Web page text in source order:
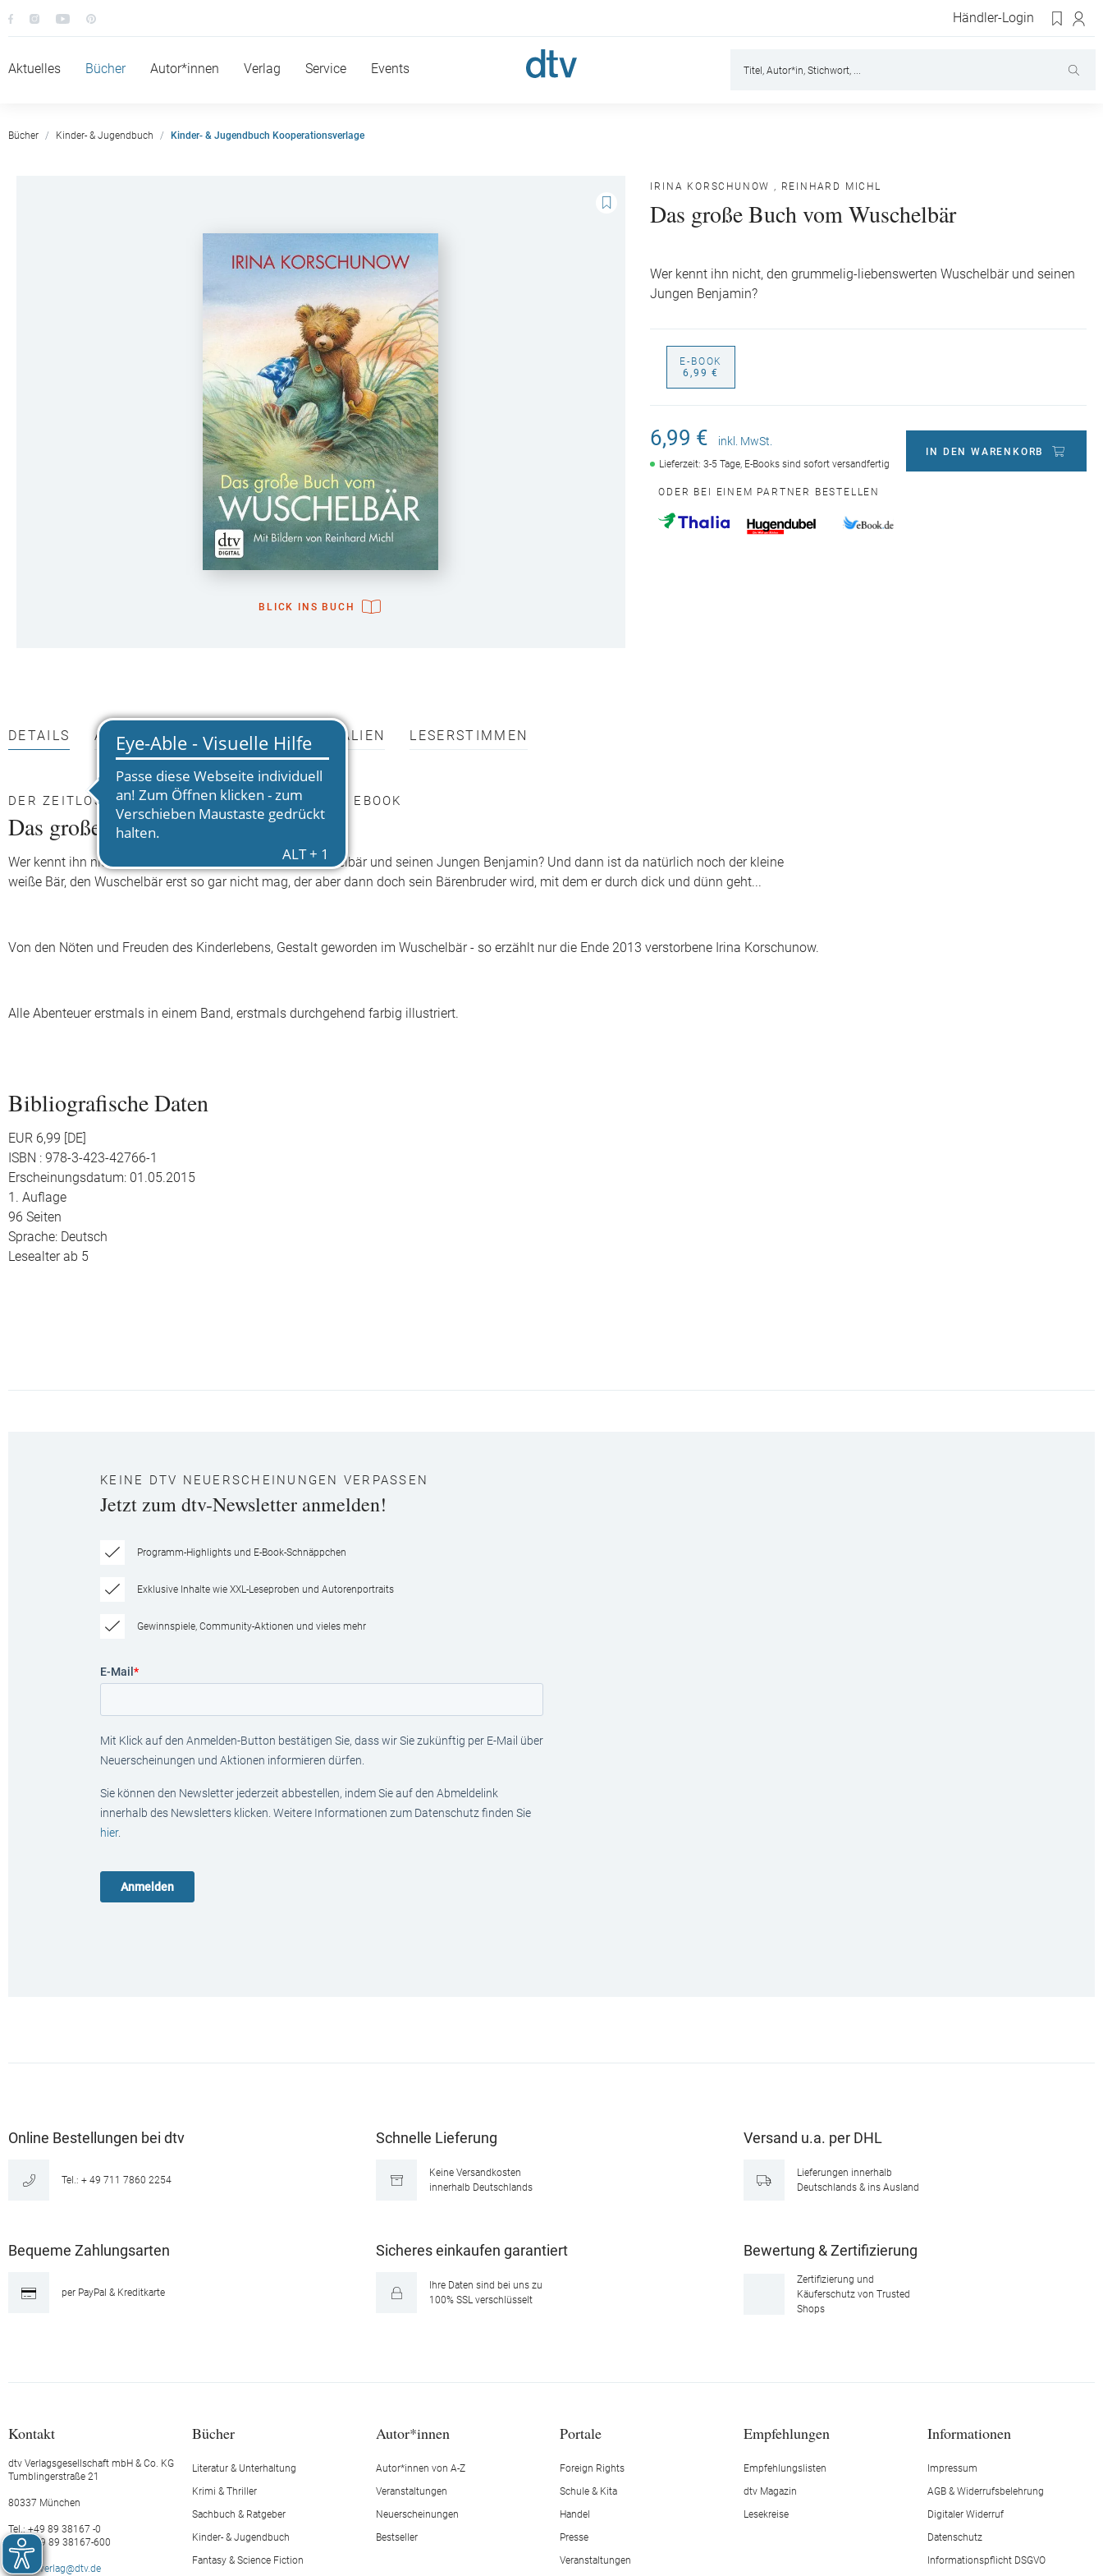
Händler-Login
Aktuelles Bücher Autor*innen Verlag Service Events
Bücher Kinder- & Jugendbuch Kinder- & Jugendbuch Kooperationsverlage
BLICK INS BUCH
IRINA KORSCHUNOW , REINHARD MICHL
Das große Buch vom Wuschelbär
Wer kennt ihn nicht, den grummelig-liebenswerten Wuschelbär und seinen
Jungen Benjamin?
E-BOOK
6,99 €
6,99 € inkl. MwSt.
Lieferzeit: 3-5 Tage, E-Books sind sofort versandfertig
IN DEN WARENKORB
ODER BEI EINEM PARTNER BESTELLEN
DETAILS AUTOR*INNEN PRESSEMATERIALIEN LESERSTIMMEN
DER ZEITLOSE KLASSIKER JETZT ENDLICH ALS EBOOK
Das große Buch vom Wuschelbär
Wer kennt ihn nicht, den grummelig-liebenswerten Wuschelbär und seinen Jungen Benjamin? Und dann ist da natürlich noch der kleine
weiße Bär, den Wuschelbär erst so gar nicht mag, der aber dann doch sein Bärenbruder wird, mit dem er durch dick und dünn geht...
Von den Nöten und Freuden des Kinderlebens, Gestalt geworden im Wuschelbär - so erzählt nur die Ende 2013 verstorbene Irina Korschunow.
Alle Abenteuer erstmals in einem Band, erstmals durchgehend farbig illustriert.
Bibliografische Daten
EUR 6,99 [DE]
ISBN : 978-3-423-42766-1
Erscheinungsdatum: 01.05.2015
1. Auflage
96 Seiten
Sprache: Deutsch
Lesealter ab 5
KEINE DTV NEUERSCHEINUNGEN VERPASSEN
Jetzt zum dtv-Newsletter anmelden!
Programm-Highlights und E-Book-Schnäppchen
Exklusive Inhalte wie XXL-Leseproben und Autorenportraits
Gewinnspiele, Community-Aktionen und vieles mehr
E-Mail *
Mit Klick auf den Anmelden-Button bestätigen Sie, dass wir Sie zukünftig per E-Mail über
Neuerscheinungen und Aktionen informieren dürfen.
Sie können den Newsletter jederzeit abbestellen, indem Sie auf den Abmeldelink
innerhalb des Newsletters klicken. Weitere Informationen zum Datenschutz finden Sie
hier.
Online Bestellungen bei dtv
Tel.: + 49 711 7860 2254
Schnelle Lieferung
Keine Versandkosten
innerhalb Deutschlands
Versand u.a. per DHL
Lieferungen innerhalb
Deutschlands & ins Ausland
Bequeme Zahlungsarten
per PayPal & Kreditkarte
Sicheres einkaufen garantiert
Ihre Daten sind bei uns zu
100% SSL verschlüsselt
Bewertung & Zertifizierung
Zertifizierung und
Käuferschutz von Trusted
Shops
Kontakt
dtv Verlagsgesellschaft mbH & Co. KG
Tumblingerstraße 21
80337 München
Tel.: +49 89 38167 -0
Fax: +49 89 38167-600
E-Mail:verlag@dtv.de
Bücher
Literatur & Unterhaltung
Krimi & Thriller
Sachbuch & Ratgeber
Kinder- & Jugendbuch
Fantasy & Science Fiction
Autor*innen
Autor*innen von A-Z
Veranstaltungen
Neuerscheinungen
Bestseller
Portale
Foreign Rights
Schule & Kita
Handel
Presse
Veranstaltungen
Empfehlungen
Empfehlungslisten
dtv Magazin
Lesekreise
Informationen
Impressum
AGB & Widerrufsbelehrung
Digitaler Widerruf
Datenschutz
Informationspflicht DSGVO